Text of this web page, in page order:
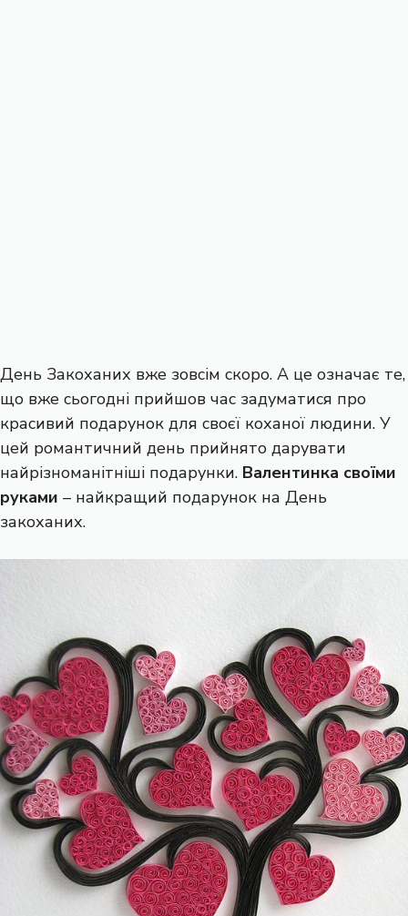
День Закоханих вже зовсім скоро. А це означає те,
що вже сьогодні прийшов час задуматися про
красивий подарунок для своєї коханої людини. У
цей романтичний день прийнято дарувати
найрізноманітніші подарунки. Валентинка своїми
руками – найкращий подарунок на День
закоханих.